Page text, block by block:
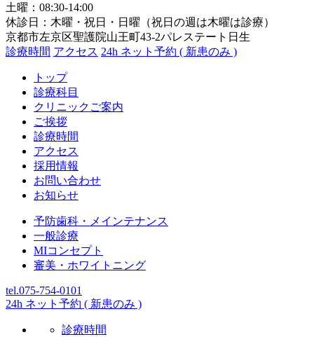
土曜：08:30-14:00
休診日：木曜・祝日・日曜（祝日の週は木曜は診療）
京都市左京区聖護院山王町43-2パレステート日生
診療時間 アクセス 24h ネット予約 ( 新患のみ )
トップ
診療科目
クリニックご案内
ご挨拶
診療時間
アクセス
採用情報
お問い合わせ
お知らせ
予防歯科・メインテナンス
一般診療
MIコンセプト
審美・ホワイトニング
tel.075-754-0101
24h ネット予約 ( 新患のみ )
診療時間